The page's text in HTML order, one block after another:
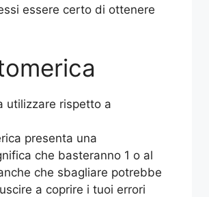
essere certo di ottenere
utilizzare rispetto a
presenta una
che basteranno 1 o al
che sbagliare potrebbe
a coprire i tuoi errori